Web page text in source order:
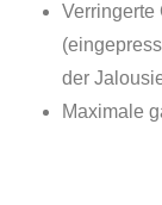
Verringerte
der
Maximale